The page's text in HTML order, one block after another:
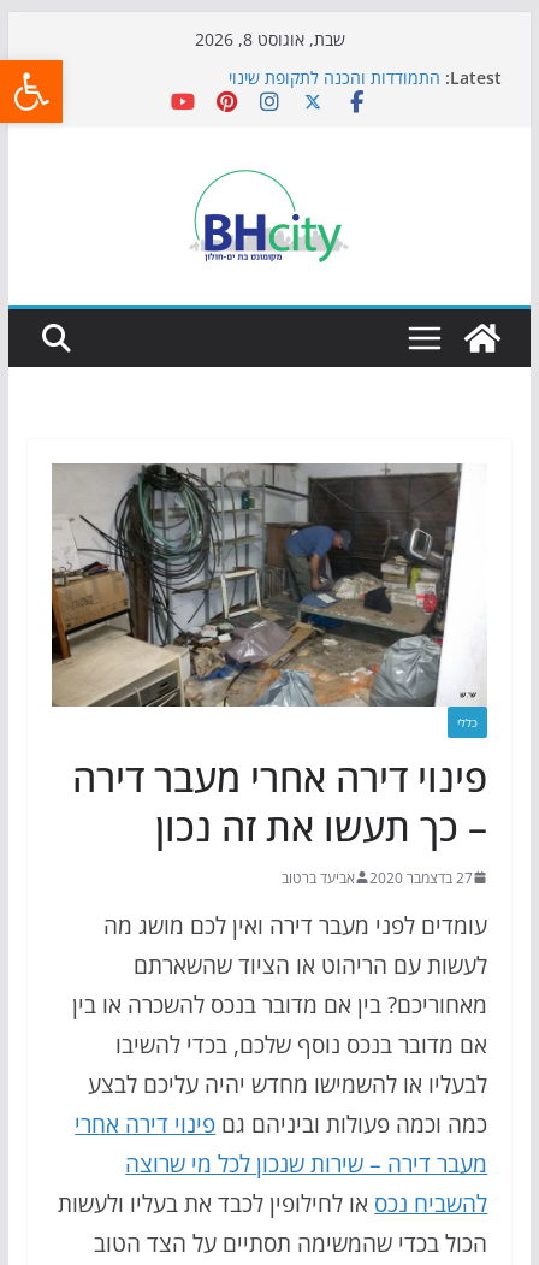
שבת, אוגוסט 8, 2026
Latest: התמודדות והכנה לתקופת שינוי
אי ההרפתקאות ממשיך לכבוש את הגינות: מאות משפחות
כדורגל באווירה מיוחדת: הקרנת גמר המונדיאל בטרמינל
הקיץ של בני הנוער בבת־ים: חוף הריביירה הופך למרחב
בטוח בשעות הערב
כללי
פינוי דירה אחרי מעבר דירה
– כך תעשו את זה נכון
27 בדצמבר 2020 אביעד ברטוב
עומדים לפני מעבר דירה ואין לכם מושג מה
לעשות עם הריהוט או הציוד שהשארתם
מאחוריכם? בין אם מדובר בנכס להשכרה או בין
אם מדובר בנכס נוסף שלכם, בכדי להשיבו
לבעליו או להשמישו מחדש יהיה עליכם לבצע
כמה וכמה פעולות וביניהם גם פינוי דירה אחרי
מעבר דירה – שירות שנכון לכל מי שרוצה
להשביח נכס או לחילופין לכבד את בעליו ולעשות
הכול בכדי שהמשימה תסתיים על הצד הטוב